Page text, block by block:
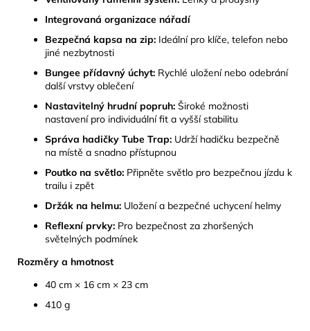
Integrovaná organizace nářadí
Bezpečná kapsa na zip: Ideální pro klíče, telefon nebo
jiné nezbytnosti
Bungee přídavný úchyt: Rychlé uložení nebo odebrání
další vrstvy oblečení
Nastavitelný hrudní popruh: Široké možnosti
nastavení pro individuální fit a vyšší stabilitu
Správa hadičky Tube Trap: Udrží hadičku bezpečně
na místě a snadno přístupnou
Poutko na světlo: Připněte světlo pro bezpečnou jízdu k
trailu i zpět
Držák na helmu: Uložení a bezpečné uchycení helmy
Reflexní prvky: Pro bezpečnost za zhoršených
světelných podmínek
Rozměry a hmotnost
40 cm × 16 cm × 23 cm
410 g